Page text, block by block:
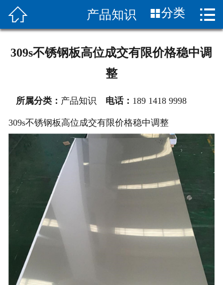
 首页
产品应用
联系我们
 产品知识 分类 
309s不锈钢板高位成交有限价格稳中调
整
所属分类： 产品知识 电话： 189 1418 9998
309s不锈钢板高位成交有限价格稳中调整